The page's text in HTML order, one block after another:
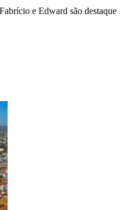
e Edward são destaque